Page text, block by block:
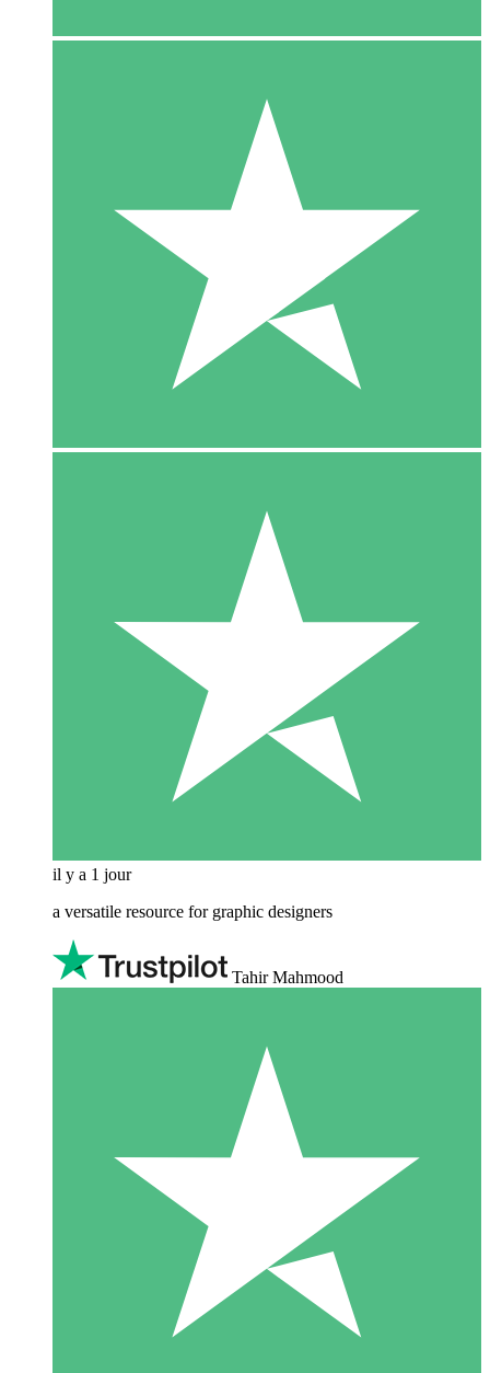
il y a 1 jour
a versatile resource for graphic designers
Tahir Mahmood